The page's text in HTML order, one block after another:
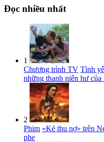
Đọc nhiều nhất
1
Chương trình TV Tình
những thanh niên hư
2
Phim «Kẻ thu nợ» trên
phe